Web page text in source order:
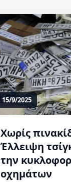
15/9/2025
Χωρίς
Έλλειψη
την
οχημάτων